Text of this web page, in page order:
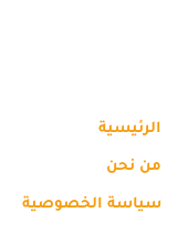
الرئيسية
من نحن
سياسة الخصوصية